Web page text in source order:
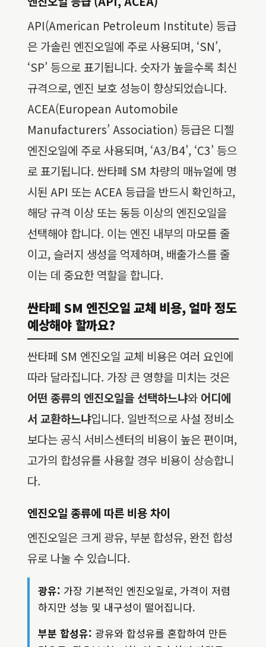
API(American Petroleum Institute) 등급
은 가솔린 엔진오일에 주로 사용되며, ‘SN’,
‘SP’ 등으로 표기됩니다. 숫자가 높을수록 최신
규격으로, 엔진 보호 성능이 향상되었습니다.
ACEA(European Automobile
Manufacturers’ Association) 등급은 디젤
엔진오일에 주로 사용되며, ‘A3/B4’, ‘C3’ 등으
로 표기됩니다. 싼타페 SM 차량의 매뉴얼에 명
시된 API 또는 ACEA 등급을 반드시 확인하고,
해당 규격 이상 또는 동등 이상의 엔진오일을
선택해야 합니다. 이는 엔진 내부의 마모를 줄
이고, 슬러지 생성을 억제하며, 배출가스를 줄
이는 데 중요한 역할을 합니다.
싼타페 SM 엔진오일 교체 비용, 얼마 정도
예상해야 할까요?
싼타페 SM 엔진오일 교체 비용은 여러 요인에
따라 달라집니다. 가장 큰 영향을 미치는 것은
어떤 종류의 엔진오일을 선택하느냐와 어디에
서 교환하느냐입니다. 일반적으로 사설 정비소
보다는 공식 서비스센터의 비용이 높은 편이며,
고가의 합성유를 사용할 경우 비용이 상승합니
다.
엔진오일 종류에 따른 비용 차이
엔진오일은 크게 광유, 부분 합성유, 완전 합성
유로 나눌 수 있습니다.
광유: 가장 기본적인 엔진오일로, 가격이 저렴
하지만 성능 및 내구성이 떨어집니다.
부분 합성유: 광유와 합성유를 혼합하여 만든